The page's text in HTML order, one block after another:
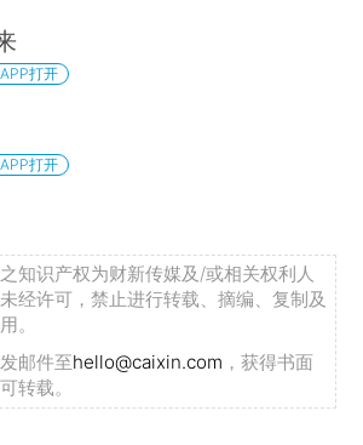
APP打开
APP打开
知识产权为财新传媒及/或相关权利人
经许可，禁止进行转载、摘编、复制及
。
邮件至hello@caixin.com ，获得书面
转载。